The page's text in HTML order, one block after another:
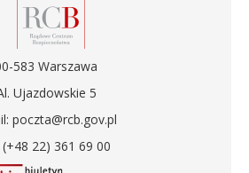
583 Warszawa
Ujazdowskie 5
poczta@rcb.gov.pl
22) 361 69 00